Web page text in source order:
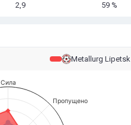
2,9
59 %
Metallurg Lipetsk
Сила
Пропущено